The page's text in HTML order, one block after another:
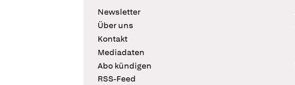
Newsletter
Über uns
Kontakt
Mediadaten
Abo kündigen
RSS-Feed